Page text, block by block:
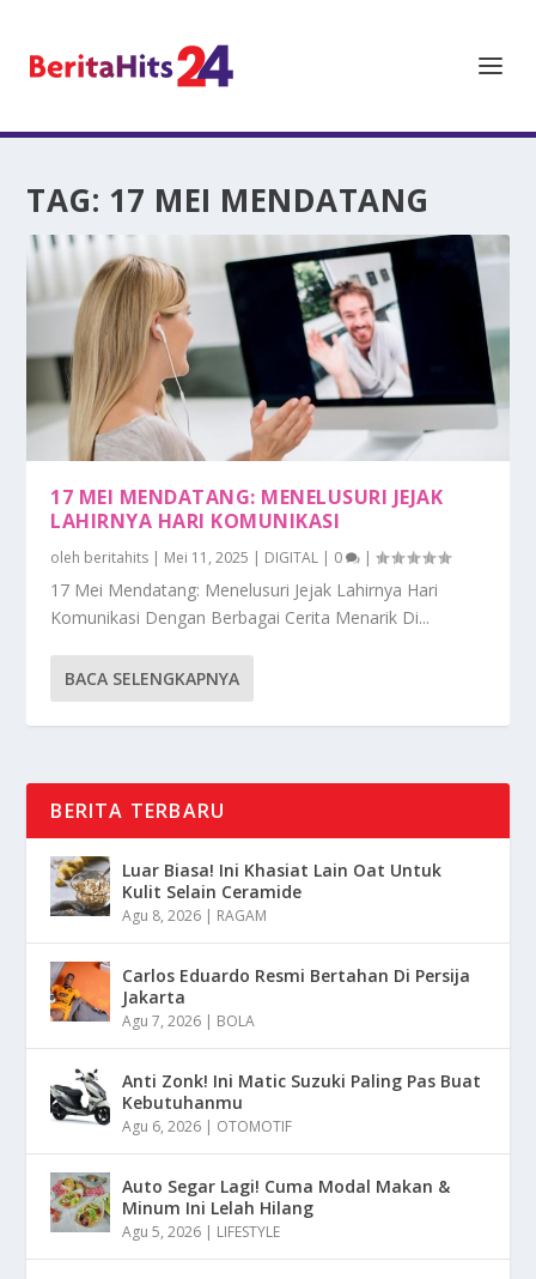
TAG: 17 MEI MENDATANG
17 MEI MENDATANG: MENELUSURI JEJAK
LAHIRNYA HARI KOMUNIKASI
oleh beritahits | Mei 11, 2025 | DIGITAL | 0 |
17 Mei Mendatang: Menelusuri Jejak Lahirnya Hari
Komunikasi Dengan Berbagai Cerita Menarik Di...
BACA SELENGKAPNYA
BERITA TERBARU
Luar Biasa! Ini Khasiat Lain Oat Untuk
Kulit Selain Ceramide
Agu 8, 2026 | RAGAM
Carlos Eduardo Resmi Bertahan Di Persija
Jakarta
Agu 7, 2026 | BOLA
Anti Zonk! Ini Matic Suzuki Paling Pas Buat
Kebutuhanmu
Agu 6, 2026 | OTOMOTIF
Auto Segar Lagi! Cuma Modal Makan &
Minum Ini Lelah Hilang
Agu 5, 2026 | LIFESTYLE